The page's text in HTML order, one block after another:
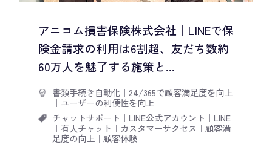
アニコム損害保険株式会社｜LINEで保
険金請求の利用は6割超、友だち数約
60万人を魅了する施策と...
書類手続き自動化｜ 24/365で顧客満足度を向上
｜ ユーザーの利便性を向上
チャットサポート ｜ LINE公式アカウント ｜ LINE
｜ 有人チャット ｜ カスタマーサクセス ｜ 顧客満
足度の向上 ｜ 顧客体験